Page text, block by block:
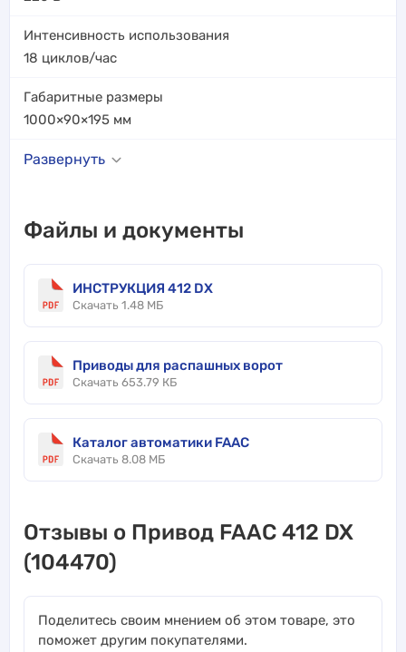
Интенсивность использования
18 циклов/час
Габаритные размеры
1000×90×195 мм
Развернуть
Файлы и документы
ИНСТРУКЦИЯ 412 DX
Скачать 1.48 МБ
Приводы для распашных ворот
Скачать 653.79 КБ
Каталог автоматики FAAC
Скачать 8.08 МБ
Отзывы о Привод FAAC 412 DX
(104470)
Поделитесь своим мнением об этом товаре, это
поможет другим покупателями.